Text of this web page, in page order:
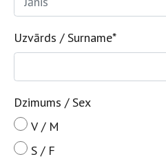
Uzvārds / Surname*
Dzimums / Sex
V / M
S / F